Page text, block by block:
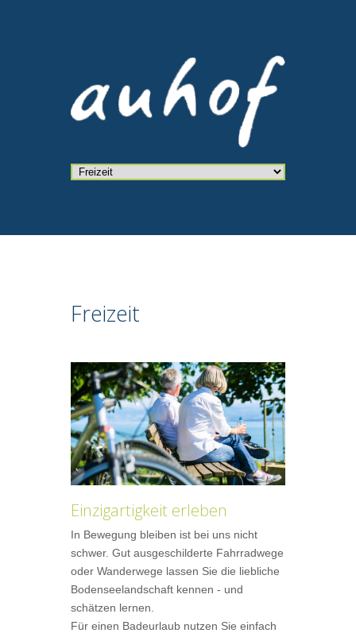
Freizeit
Einzigartigkeit erleben
In Bewegung bleiben ist bei uns nicht
schwer. Gut ausgeschilderte Fahrradwege
oder Wanderwege lassen Sie die liebliche
Bodenseelandschaft kennen - und
schätzen lernen.
Für einen Badeurlaub nutzen Sie einfach